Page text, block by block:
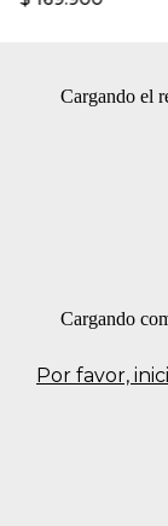
Cargando el
Por favor,
Cargando